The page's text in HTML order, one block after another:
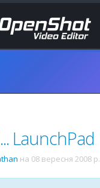
LaunchPad
на 08 вересня 2008 р.